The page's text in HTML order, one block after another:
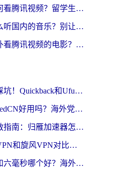
在国外如何看腾讯视频？留学生亲测有效的回国加速方案
在国外怎么听国内的音乐？别让版权限制断了你的华语歌单
怎么在国外看腾讯视频的电影？海外党亲测有效的回国加速指南
海外党别踩坑！Quickback和UfunR好用吗？选对回国加速器才能无缝刷国内资源
迅游和SpeedCN好用吗？海外党如何破解那道看不见的墙
海外党自救指南：归雁加速器怎么样？教你避开坑实现国内资源无缝访问
ChickCN VPN和旋风VPN对比哪个回国效果更好？海外用户的选择困境与出路
雷神手游和六毫秒哪个好？海外党如何真正解锁国内资源